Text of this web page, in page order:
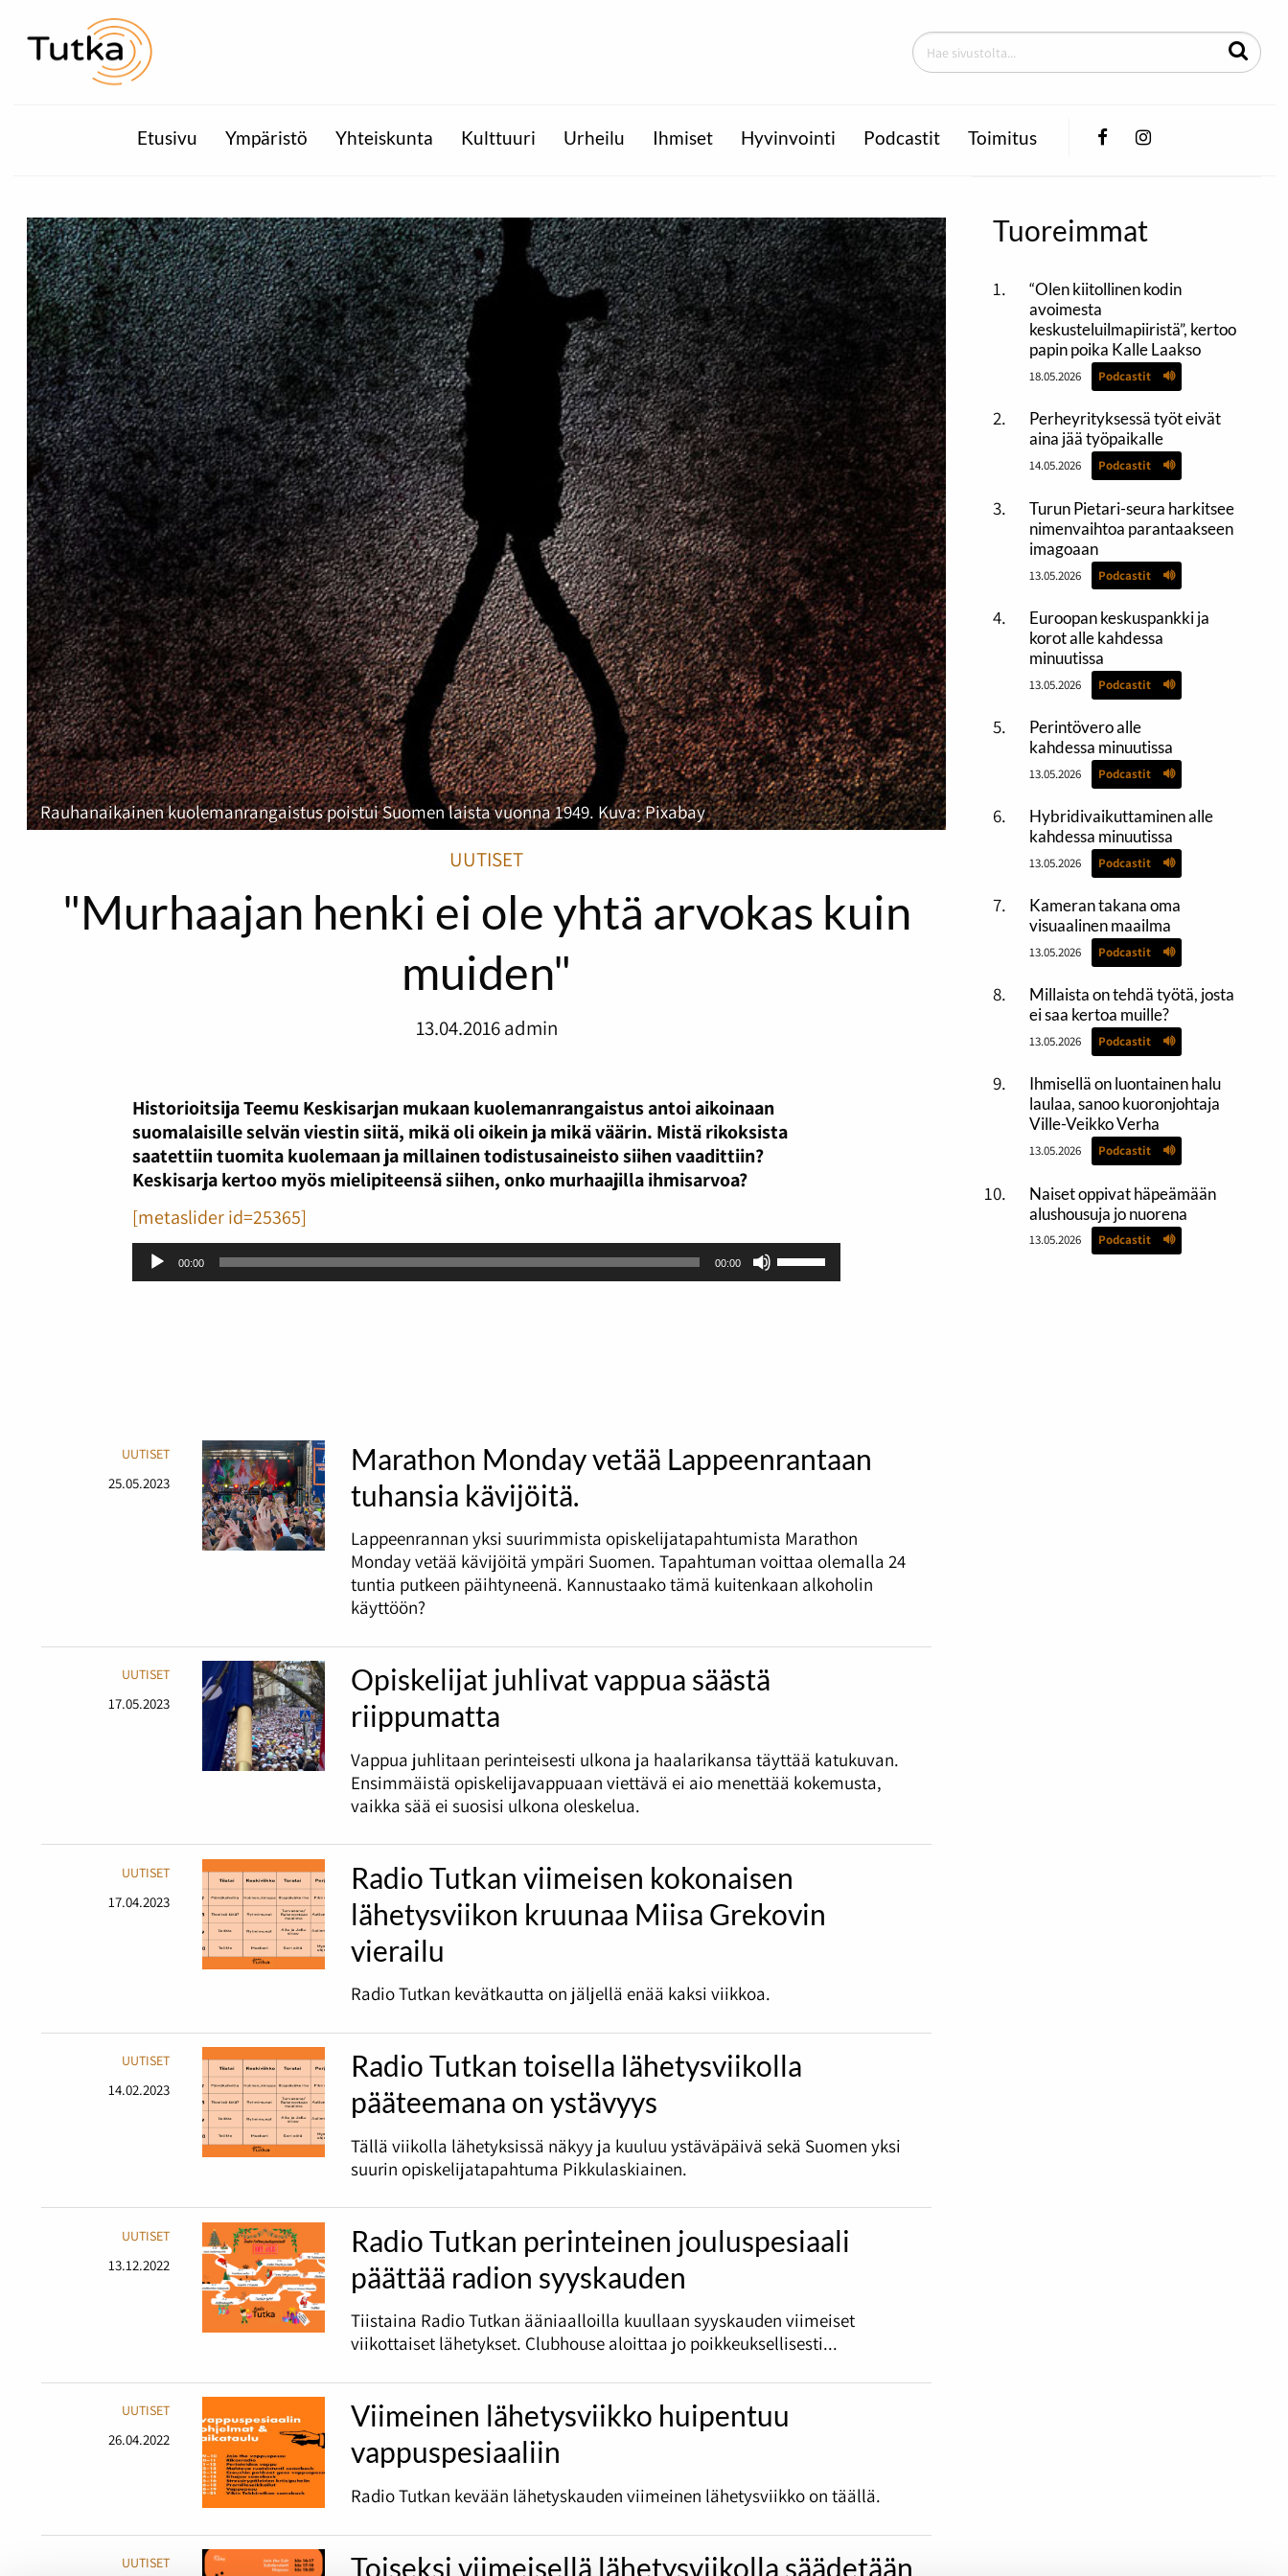
Etusivu Ympäristö Yhteiskunta Kulttuuri Urheilu Ihmiset Hyvinvointi Podcastit Toimitus FacebookInstagram
Rauhanaikainen kuolemanrangaistus poistui Suomen laista vuonna 1949. Kuva: Pixabay
UUTISET
"Murhaajan henki ei ole yhtä arvokas kuin
muiden"
13.04.2016 admin
Historioitsija Teemu Keskisarjan mukaan kuolemanrangaistus antoi aikoinaan
suomalaisille selvän viestin siitä, mikä oli oikein ja mikä väärin. Mistä rikoksista
saatettiin tuomita kuolemaan ja millainen todistusaineisto siihen vaadittiin?
Keskisarja kertoo myös mielipiteensä siihen, onko murhaajilla ihmisarvoa?
[metaslider id=25365]
Äänitoistin
00:00 00:00
Nuolinäppäimillä
ylös
UUTISET
25.05.2023
Marathon Monday vetää Lappeenrantaan
tuhansia kävijöitä.
Lappeenrannan yksi suurimmista opiskelijatapahtumista Marathon
Monday vetää kävijöitä ympäri Suomen. Tapahtuman voittaa olemalla 24
tuntia putkeen päihtyneenä. Kannustaako tämä kuitenkaan alkoholin
käyttöön?
UUTISET
17.05.2023
Opiskelijat juhlivat vappua säästä
riippumatta
Vappua juhlitaan perinteisesti ulkona ja haalarikansa täyttää katukuvan.
Ensimmäistä opiskelijavappuaan viettävä ei aio menettää kokemusta,
vaikka sää ei suosisi ulkona oleskelua.
UUTISET
17.04.2023
Radio Tutkan viimeisen kokonaisen
lähetysviikon kruunaa Miisa Grekovin
vierailu
Radio Tutkan kevätkautta on jäljellä enää kaksi viikkoa.
UUTISET
14.02.2023
Radio Tutkan toisella lähetysviikolla
pääteemana on ystävyys
Tällä viikolla lähetyksissä näkyy ja kuuluu ystäväpäivä sekä Suomen yksi
suurin opiskelijatapahtuma Pikkulaskiainen.
UUTISET
13.12.2022
Radio Tutkan perinteinen jouluspesiaali
päättää radion syyskauden
Tiistaina Radio Tutkan ääniaalloilla kuullaan syyskauden viimeiset
viikottaiset lähetykset. Clubhouse aloittaa jo poikkeuksellisesti...
UUTISET
26.04.2022
Viimeinen lähetysviikko huipentuu
vappuspesiaaliin
Radio Tutkan kevään lähetyskauden viimeinen lähetysviikko on täällä.
UUTISET Toiseksi viimeisellä lähetysviikolla säädetään
Tuoreimmat
“Olen kiitollinen kodin
avoimesta
keskusteluilmapiiristä”, kertoo
papin poika Kalle Laakso
18.05.2026 Podcastit
Perheyrityksessä työt eivät
aina jää työpaikalle
14.05.2026 Podcastit
Turun Pietari-seura harkitsee
nimenvaihtoa parantaakseen
imagoaan
13.05.2026 Podcastit
Euroopan keskuspankki ja
korot alle kahdessa
minuutissa
13.05.2026 Podcastit
Perintövero alle
kahdessa minuutissa
13.05.2026 Podcastit
Hybridivaikuttaminen alle
kahdessa minuutissa
13.05.2026 Podcastit
Kameran takana oma
visuaalinen maailma
13.05.2026 Podcastit
Millaista on tehdä työtä, josta
ei saa kertoa muille?
13.05.2026 Podcastit
Ihmisellä on luontainen halu
laulaa, sanoo kuoronjohtaja
Ville-Veikko Verha
13.05.2026 Podcastit
Naiset oppivat häpeämään
alushousuja jo nuorena
13.05.2026 Podcastit